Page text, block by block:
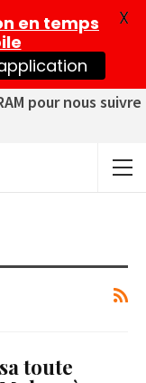
pour nous suivre
toute
en temps
X